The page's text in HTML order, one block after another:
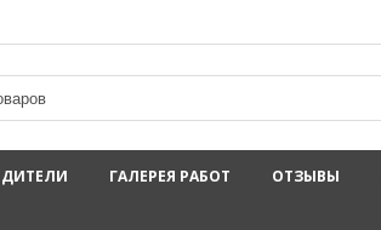
ГАЛЕРЕЯ РАБОТ ОТЗЫВЫ